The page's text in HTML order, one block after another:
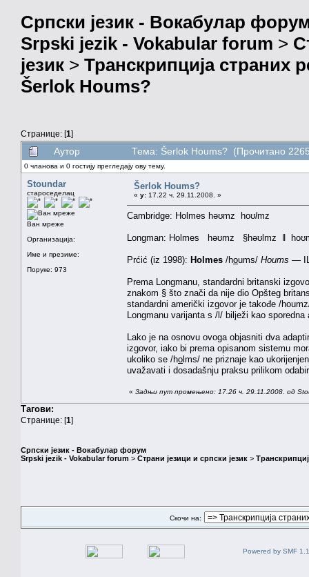
Српски језик - Вокабулар
Srpski jezik - Vokabular forum >
језик > Транскрипција страних
Šerlok Houms?
Странице: [1]
Аутор Тема: Šerlok Houms? (Прочитано
0 чланова и 0 гостију прегледају ову тему.
Stoundar
староседелац
Ван мреже
Организација:
Име и презиме:
Поруке: 973
Šerlok Houms?
« у: 17.22 ч. 29.11.2008. »
Cambridge: Holmes həʊmz hoʊlmz
Longman: Holmes həʊmz §həʊlmz ǁ
Prćić (iz 1998): Holmes /houms/ Houms —
Prema Longmanu, standardni britanski
znakom § što znači da nije dio Opšteg
standardni američki izgovor je takođe /
Longmanu varijanta s /l/ bilježi kao sporedna
Lako je na osnovu ovoga objasniti dva
izgovor, iako bi prema opisanom sistemu
ukoliko se /holms/ ne priznaje kao
uvažavati i dosadašnju praksu prilikom
« Задњи пут промењено: 17.26 ч. 29.11.2008. од
Тагови:
Странице: [1]
Српски језик - Вокабулар форум
Srpski jezik - Vokabular forum > Страни језици и српски језик >
Скочи на:
Powered by SMF